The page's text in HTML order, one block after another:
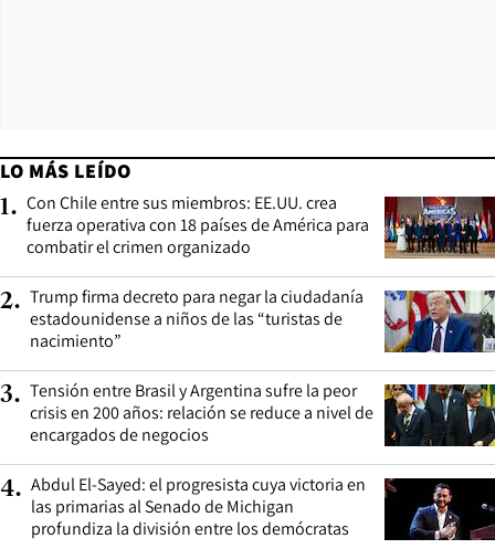
LO MÁS LEÍDO
1. Con Chile entre sus miembros: EE.UU. crea
fuerza operativa con 18 países de América para
combatir el crimen organizado
2. Trump firma decreto para negar la ciudadanía
estadounidense a niños de las “turistas de
nacimiento”
3. Tensión entre Brasil y Argentina sufre la peor
crisis en 200 años: relación se reduce a nivel de
encargados de negocios
4. Abdul El-Sayed: el progresista cuya victoria en
las primarias al Senado de Michigan
profundiza la división entre los demócratas